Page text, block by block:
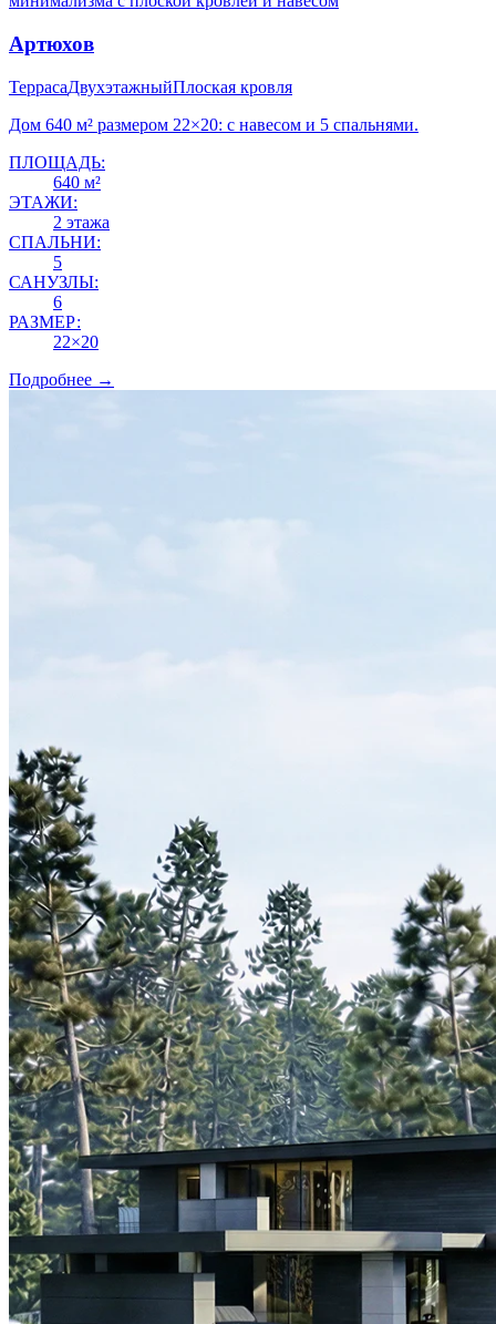
Артюхов
ТеррасаДвухэтажныйПлоская кровля
Дом 640 м² размером 22×20: с навесом и 5 спальнями.
ПЛОЩАДЬ:
640 м²
ЭТАЖИ:
2 этажа
СПАЛЬНИ:
5
САНУЗЛЫ:
6
РАЗМЕР:
22×20
Подробнее →